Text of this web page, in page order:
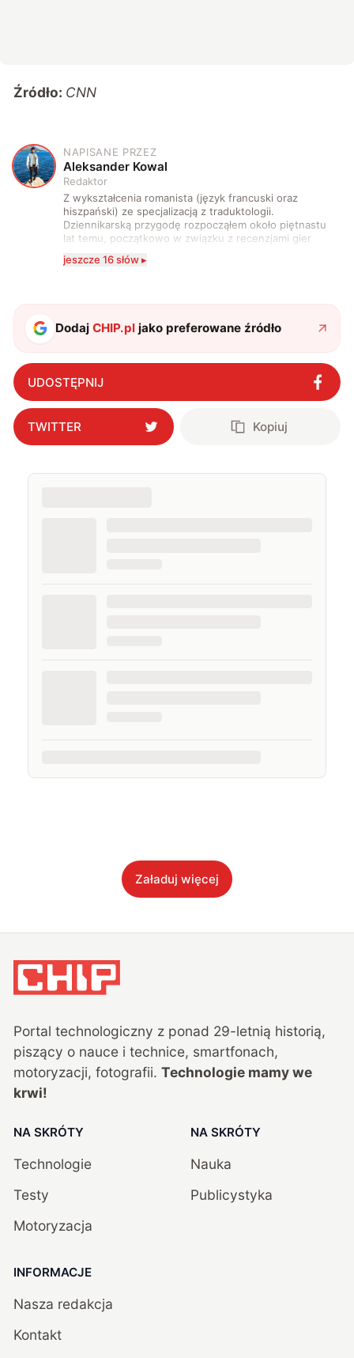
Źródło: CNN
A
NAPISANE PRZEZ
Aleksander Kowal
Redaktor
Z wykształcenia romanista (język francuski oraz
hiszpański) ze specjalizacją z traduktologii.
Dziennikarską przygodę rozpocząłem około piętnastu
lat temu, początkowo w związku z recenzjami gier
komputerowych i filmów. Obecnie publikuję
zdecydowanie częściej na tematy związane z nauką
także uprawiać oraz oglądać sport.
jeszcze 16 słów ▸
DodajCHIP.pl jako preferowane źródło
UDOSTĘPNIJ
TWITTER Kopiuj
Załaduj więcej
Portal technologiczny z ponad 29-letnią historią,
piszący o nauce i technice, smartfonach,
motoryzacji, fotografii. Technologie mamy we
krwi!
NA SKRÓTY
Technologie
Testy
Motoryzacja
NA SKRÓTY
Nauka
Publicystyka
INFORMACJE
Nasza redakcja
Kontakt